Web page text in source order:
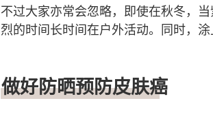
不过大家亦常会忽略，即使在秋冬，
烈的时间长时间在户外活动。同时，
做好防晒预防皮肤癌